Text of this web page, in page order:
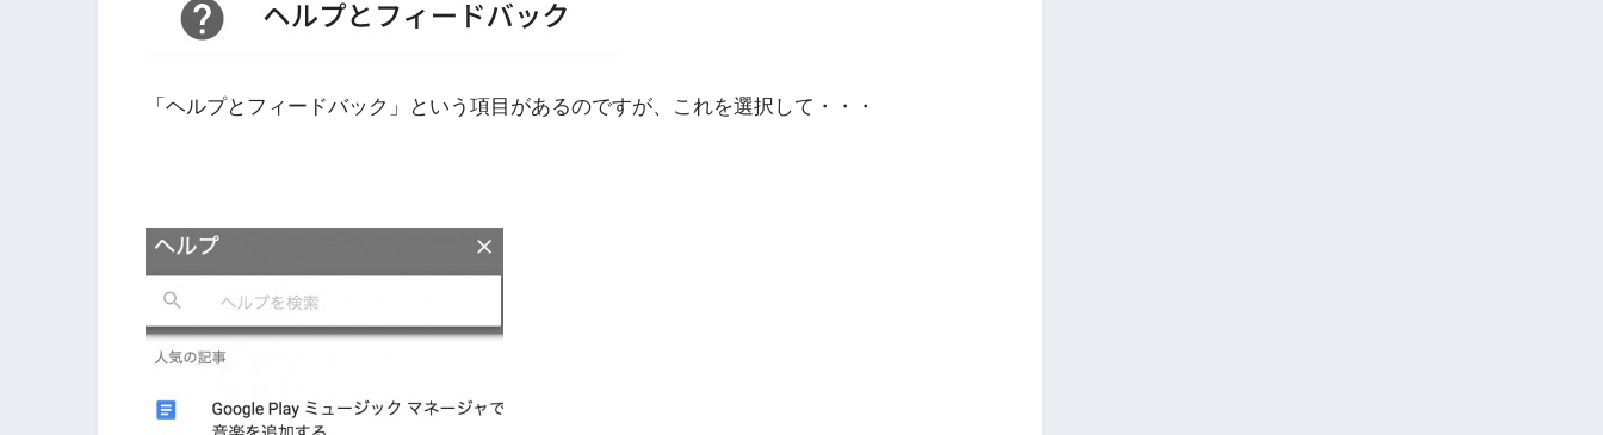
「ヘルプとフィードバック」という項目があるのですが、これを選択して・・・